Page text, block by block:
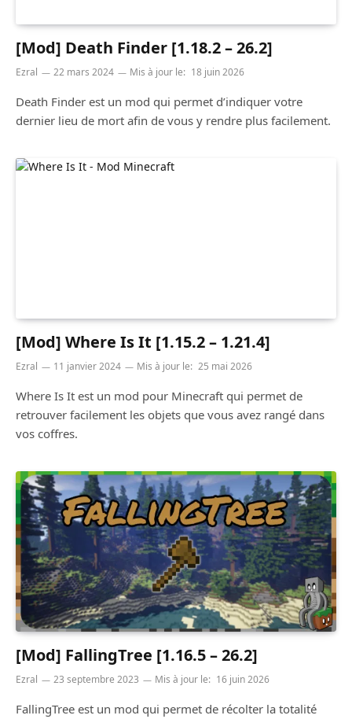
[Mod] Death Finder [1.18.2 – 26.2]
Ezral 22 mars 2024 Mis à jour le: 18 juin 2026
Death Finder est un mod qui permet d’indiquer votre
dernier lieu de mort afin de vous y rendre plus facilement.
[Mod] Where Is It [1.15.2 – 1.21.4]
Ezral 11 janvier 2024 Mis à jour le: 25 mai 2026
Where Is It est un mod pour Minecraft qui permet de
retrouver facilement les objets que vous avez rangé dans
vos coffres.
[Mod] FallingTree [1.16.5 – 26.2]
Ezral 23 septembre 2023 Mis à jour le: 16 juin 2026
FallingTree est un mod qui permet de récolter la totalité